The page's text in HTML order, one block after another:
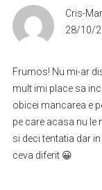
Cris-
28/10/
Frumos! Nu mi-ar
mult imi place sa
obicei mancarea e
pe care acasa nu
si deci tentatia dar
ceva diferit 😀